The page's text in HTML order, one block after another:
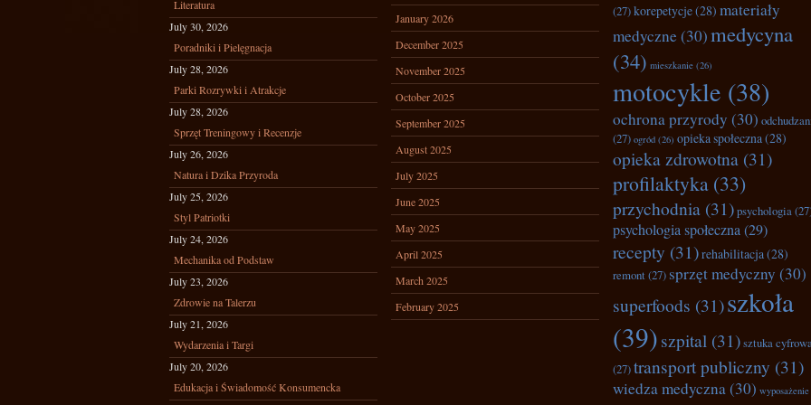
Literatura
July 30, 2026
Poradniki i Pielęgnacja
July 28, 2026
Parki Rozrywki i Atrakcje
July 28, 2026
Sprzęt Treningowy i Recenzje
July 26, 2026
Natura i Dzika Przyroda
July 25, 2026
Styl Patriotki
July 24, 2026
Mechanika od Podstaw
July 23, 2026
Zdrowie na Talerzu
July 21, 2026
Wydarzenia i Targi
July 20, 2026
Edukacja i Świadomość Konsumencka
January 2026
December 2025
November 2025
October 2025
September 2025
August 2025
July 2025
June 2025
May 2025
April 2025
March 2025
February 2025
(27)korepetycje(28) materiały
medyczne (30)medycyna
(34) mieszkanie (26)
motocykle (38)
ochrona przyrody (30)
(27) ogród (26) opieka społeczna(28)
opieka zdrowotna (31)
profilaktyka (33)
przychodnia (31)psychologia
psychologia społeczna(29)
recepty (31)rehabilitacja(28)
remont(27) sprzęt medyczny (30)
superfoods (31)szkoła
(39)szpital (31)sztuka
(27)transport publiczny (31)
wiedza medyczna(30) wyposażenie